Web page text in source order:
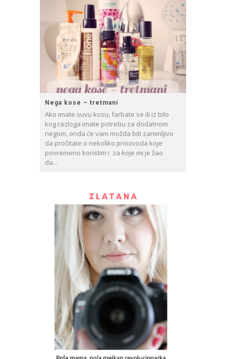
Nega kose – tretmani
Ako imate suvu kosu, farbate se ili iz bilo
kog razloga imate potrebu za dodatnom
negom, onda će vam možda biti zanimljivo
da pročitate o nekoliko proizvoda koje
povremeno koristim i za koje mi je žao
da...